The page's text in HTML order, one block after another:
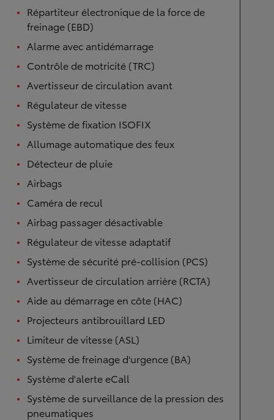
Répartiteur électronique de la force de
freinage (EBD)
Alarme avec antidémarrage
Contrôle de motricité (TRC)
Avertisseur de circulation avant
Régulateur de vitesse
Système de fixation ISOFIX
Allumage automatique des feux
Détecteur de pluie
Airbags
Caméra de recul
Airbag passager désactivable
Régulateur de vitesse adaptatif
Système de sécurité pré-collision (PCS)
Avertisseur de circulation arrière (RCTA)
Aide au démarrage en côte (HAC)
Projecteurs antibrouillard LED
Limiteur de vitesse (ASL)
Système de freinage d'urgence (BA)
Système d'alerte eCall
Système de surveillance de la pression des
pneumatiques